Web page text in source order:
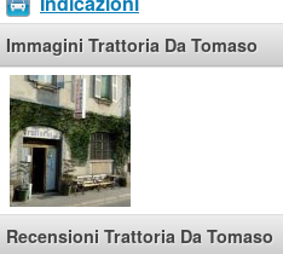
Immagini Trattoria Da Tomaso
Recensioni Trattoria Da Tomaso